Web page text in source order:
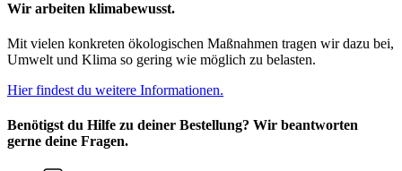
Wir arbeiten klimabewusst.
Mit vielen konkreten ökologischen Maßnahmen tragen wir dazu bei,
Umwelt und Klima so gering wie möglich zu belasten.
Hier findest du weitere Informationen.
Benötigst du Hilfe zu deiner Bestellung? Wir beantworten
gerne deine Fragen.